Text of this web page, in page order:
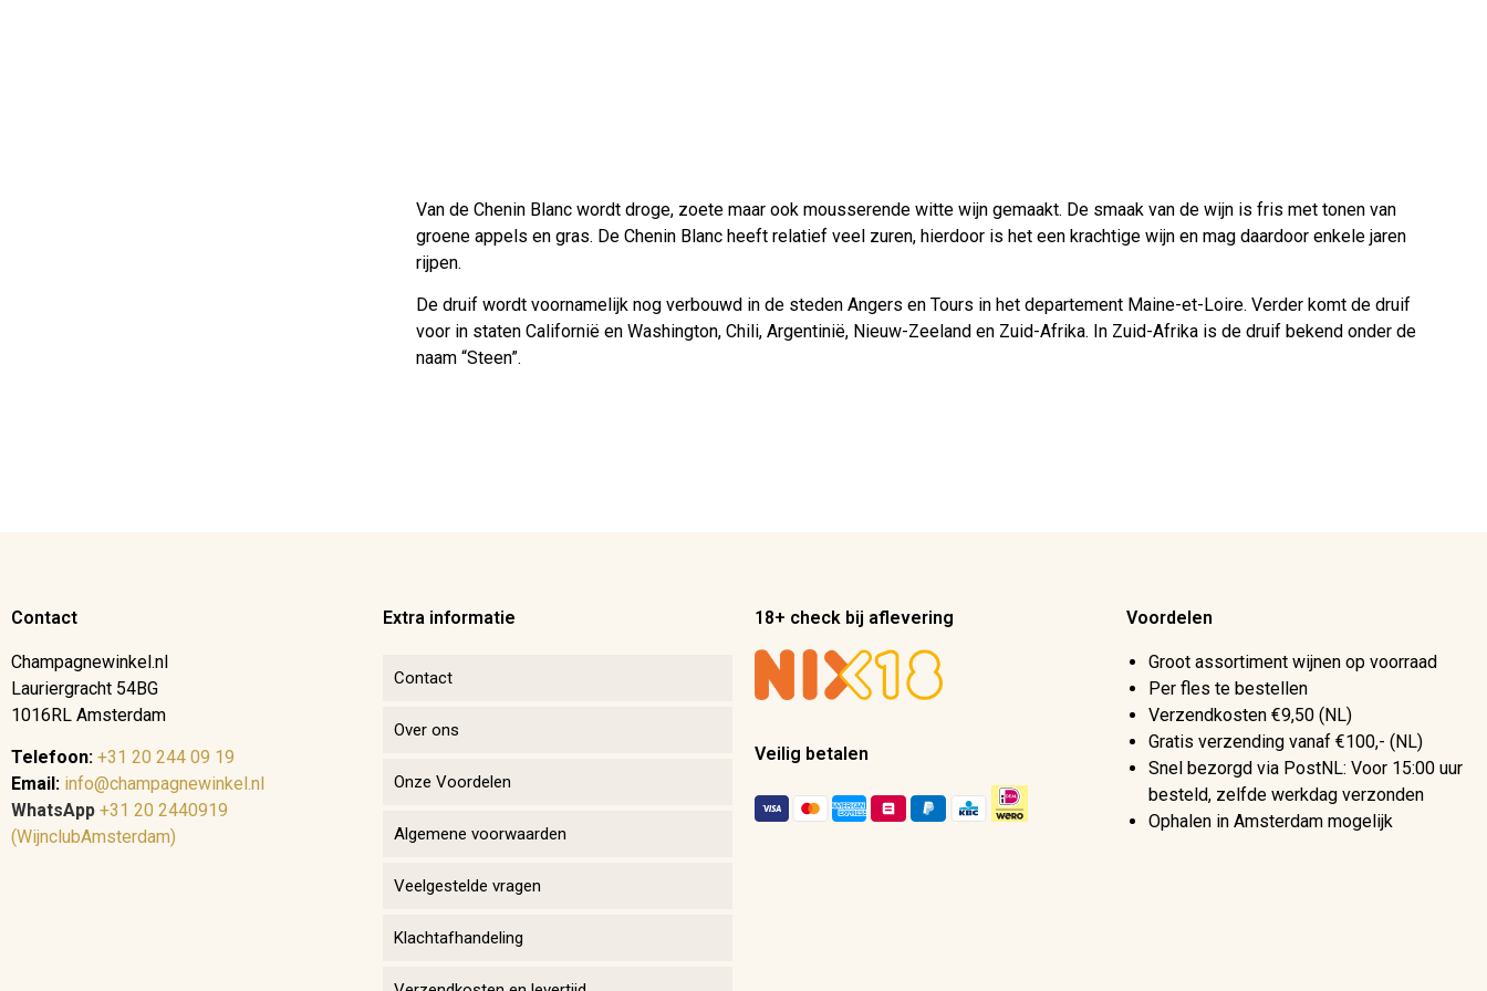
Van de Chenin Blanc wordt droge, zoete maar ook mousserende witte wijn gemaakt. De smaak van de wijn is fris met tonen van
groene appels en gras. De Chenin Blanc heeft relatief veel zuren, hierdoor is het een krachtige wijn en mag daardoor enkele jaren
rijpen.
De druif wordt voornamelijk nog verbouwd in de steden Angers en Tours in het departement Maine-et-Loire. Verder komt de druif
voor in staten Californië en Washington, Chili, Argentinië, Nieuw-Zeeland en Zuid-Afrika. In Zuid-Afrika is de druif bekend onder de
naam “Steen”.
Contact
Champagnewinkel.nl
Lauriergracht 54BG
1016RL Amsterdam
Telefoon: +31 20 244 09 19
Email: info@champagnewinkel.nl
WhatsApp +31 20 2440919
(WijnclubAmsterdam)
Extra informatie
Contact
Over ons
Onze Voordelen
Algemene voorwaarden
Veelgestelde vragen
Klachtafhandeling
18+ check bij aflevering
Veilig betalen
Voordelen
Groot assortiment wijnen op voorraad
Per fles te bestellen
Verzendkosten €9,50 (NL)
Gratis verzending vanaf €100,- (NL)
Snel bezorgd via PostNL: Voor 15:00 uur
besteld, zelfde werkdag verzonden
Ophalen in Amsterdam mogelijk